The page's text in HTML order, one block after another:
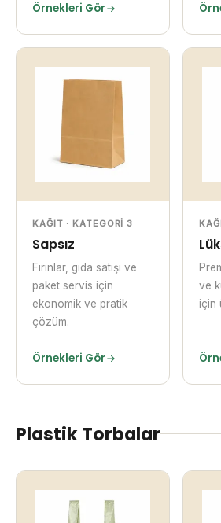
Örnekleri Gör
KAĞIT · KATEGORI 3
Sapsız
Fırınlar, gıda satışı ve
paket servis için
ekonomik ve pratik
çözüm.
Örnekleri Gör
ve
için
Plastik Torbalar